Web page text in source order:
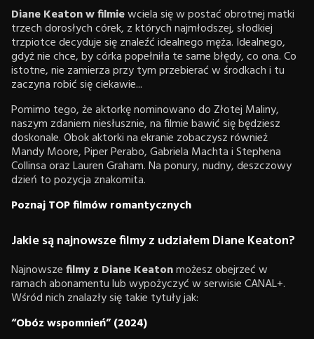
Diane Keaton w filmiewciela się w postać obrotnej matki
trzech dorosłych córek, z których najmłodszej, słodkiej
trzpiotce decyduje się znaleźć idealnego męża. Idealnego,
gdyż nie chce, by córka popełniła te same błędy, co ona. Co
istotne, nie zamierza przy tym przebierać w środkach i tu
zaczyna robić się ciekawie...
Pomimo tego, że aktorkę nominowano do Złotej Maliny,
naszym zdaniem niesłusznie, na filmie bawić się będziesz
doskonale. Obok aktorki na ekranie zobaczysz również
Mandy Moore, Piper Perabo, Gabriela Machta i Stephena
Collinsa oraz Lauren Graham. Na ponury, nudny, deszczowy
dzień to pozycja znakomita.
Poznaj TOP filmów romantycznych
Jakie są najnowsze filmy z udziałem Diane Keaton?
Najnowszefilmy z Diane Keatonmożesz obejrzeć w
ramach abonamentu lub wypożyczyć w serwisie CANAL+.
Wśród nich znalazły się takie tytuły jak:
“Obóz wspomnień” (2024)